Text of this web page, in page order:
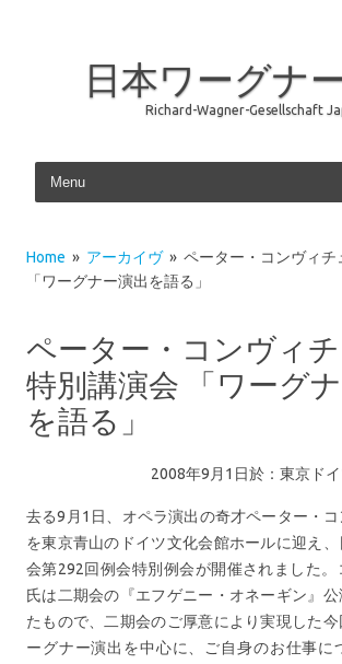
日本ワーグナ
Richard-Wagner-Gesellschaft
Skip to content
Home » アーカイヴ» ペーター・コンヴィチ
「ワーグナー演出を語る」
ペーター・コンヴィ
特別講演会 「ワーグ
を語る」
2008年9月1日於：東京ド
去る9月1日、オペラ演出の奇才ペーター・
を東京青山のドイツ文化会館ホールに迎え
会第292回例会特別例会が開催されました。
氏は二期会の『エフゲニー・オネーギン』
たもので、二期会のご厚意により実現した
ーグナー演出を中心に、ご自身のお仕事に